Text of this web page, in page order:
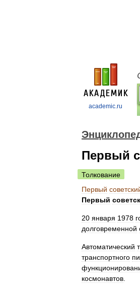
academic.ru
Первый
Толкование
Первый
Первый
20 января 1978
долговременной
Автоматический
транспортного
космонавтов